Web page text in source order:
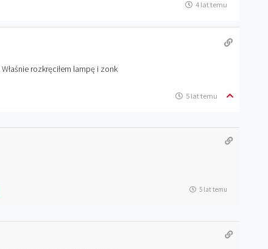
4 lat temu
rozkręciłem lampę i zonk
5 lat temu
5 lat temu